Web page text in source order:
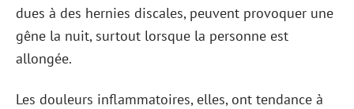
dues à des hernies discales, peuvent provoquer une
gêne la nuit, surtout lorsque la personne est
allongée.
Les douleurs inflammatoires, elles, ont tendance à